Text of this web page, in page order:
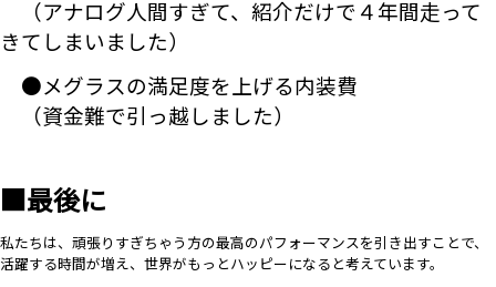
（アナログ人間すぎて、紹介だけで４年間走って
きてしまいました）
●メグラスの満足度を上げる内装費
（資金難で引っ越しました）
■最後に
私たちは、頑張りすぎちゃう方の最高のパフォーマンスを引き出すことで、
活躍する時間が増え、世界がもっとハッピーになると考えています。